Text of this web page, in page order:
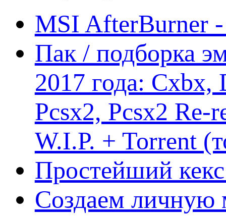
MSI AfterBurner
Пак / подборка
2017 года:
Pcsx2, Pcsx2
W.I.P. + Torrent
Простейший кекс
Создаем личную